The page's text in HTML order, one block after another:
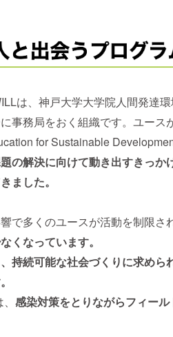
は、神戸大学大学院人間発達
事務局をおく組織です。ユース
for Sustainable
の解決に向けて動き出すきっか
ました。
で多くのユースが活動を制限され
くなっています。
、持続可能な社会づくりに求めら
感染対策をとりながらフィー